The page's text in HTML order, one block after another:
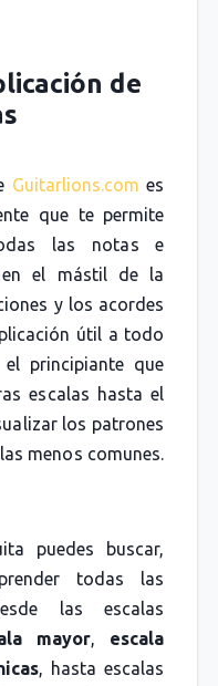
de
Guitarlions.com es
que te permite
las notas e
el mástil de la
y los acordes
útil a todo
principiante que
escalas hasta el
los patrones
menos comunes.
puedes buscar,
todas las
las escalas
mayor, escala
, hasta escalas